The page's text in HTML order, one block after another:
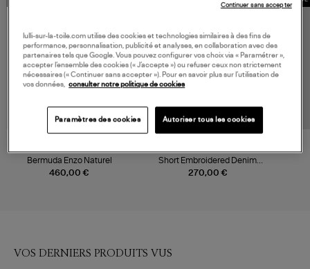
460,00 €
Bermuda Enzo Naturel
270,00 €
Short Embroidered Denim
Seas Desire
VOS DERNIERS PRODUITS VUS
lulli-sur-la-toile.com utilise des cookies et technologies similaires à des fins de
performance, personnalisation, publicité et analyses, en collaboration avec des
partenaires tels que Google. Vous pouvez configurer vos choix via « Paramétrer »,
accepter l’ensemble des cookies (« J’accepte ») ou refuser ceux non strictement
nécessaires (« Continuer sans accepter »). Pour en savoir plus sur l’utilisation de
vos données,
consulter notre politique de cookies
Paramètres des cookies Autoriser tous les cookies
Continuer sans accepter